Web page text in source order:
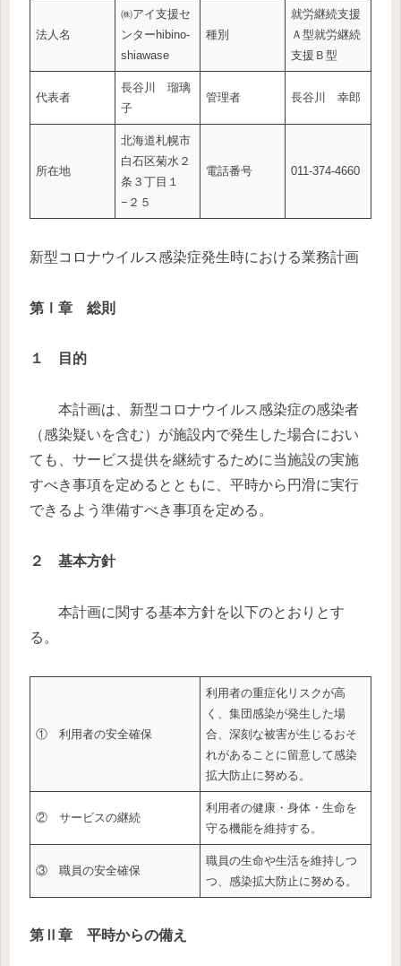
法人名
㈱アイ支援セ
ンターhibino-
shiawase
種別
就労継続支援
Ａ型就労継続
支援Ｂ型
代表者
長谷川 瑠璃
子
管理者 長谷川 幸郎
所在地
北海道札幌市
白石区菊水２
条３丁目１
−２５
電話番号 011-374-4660
新型コロナウイルス感染症発生時における業務計画
第Ⅰ章 総則
１ 目的
本計画は、新型コロナウイルス感染症の感染者
（感染疑いを含む）が施設内で発生した場合におい
ても、サービス提供を継続するために当施設の実施
すべき事項を定めるとともに、平時から円滑に実行
できるよう準備すべき事項を定める。
２ 基本方針
本計画に関する基本方針を以下のとおりとす
る。
① 利用者の安全確保
利用者の重症化リスクが高
く、集団感染が発生した場
合、深刻な被害が生じるおそ
れがあることに留意して感染
拡大防止に努める。
② サービスの継続
利用者の健康・身体・生命を
守る機能を維持する。
③ 職員の安全確保
職員の生命や生活を維持しつ
つ、感染拡大防止に努める。
第Ⅱ章 平時からの備え